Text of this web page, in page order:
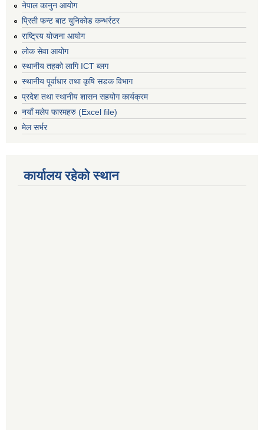
नेपाल कानुन आयोग
प्रिती फन्ट बाट युनिकोड कन्भर्रटर
राष्ट्रिय योजना आयोग
लोक सेवा आयोग
स्थानीय तहको लागि ICT ब्लग
स्थानीय पूर्वाधार तथा कृषि सडक विभाग
प्रदेश तथा स्थानीय शासन सहयोग कार्यक्रम
नयाँ मलेप फारमहरु (Excel file)
मेल सर्भर
कार्यालय रहेको स्थान